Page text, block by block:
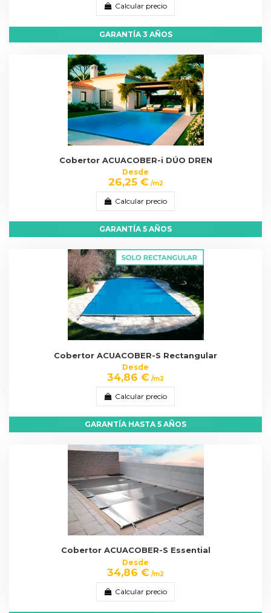
Calcular precio
GARANTÍA 3 AÑOS
Cobertor ACUACOBER-i DÚO DREN
Desde
26,25 € /m2
Calcular precio
GARANTÍA 5 AÑOS
Cobertor ACUACOBER-S Rectangular
Desde
34,86 € /m2
Calcular precio
GARANTÍA HASTA 5 AÑOS
Cobertor ACUACOBER-S Essential
Desde
34,86 € /m2
Calcular precio